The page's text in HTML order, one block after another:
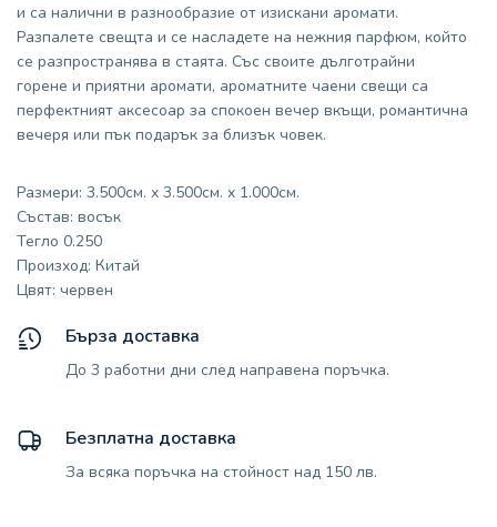
и са налични в разнообразие от изискани аромати.
Разпалете свещта и се насладете на нежния парфюм, който
се разпространява в стаята. Със своите дълготрайни
горене и приятни аромати, ароматните чаени свещи са
перфектният аксесоар за спокоен вечер вкъщи, романтична
вечеря или пък подарък за близък човек.
Размери: 3.500см. x 3.500см. x 1.000см.
Състав: восък
Тегло 0.250
Произход: Китай
Цвят: червен
Бърза доставка
До 3 работни дни след направена поръчка.
Безплатна доставка
За всяка поръчка на стойност над 150 лв.